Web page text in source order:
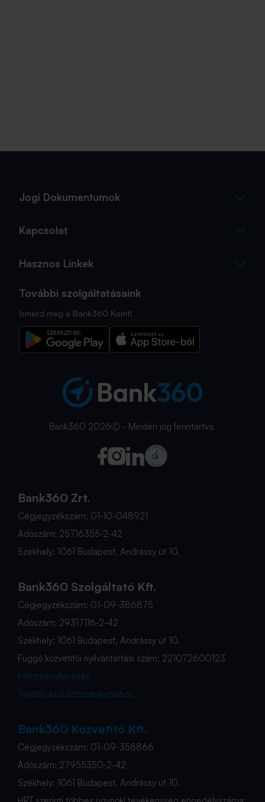
Jogi Dokumentumok
Kapcsolat
Hasznos Linkek
További szolgáltatásaink
Ismerd meg a Bank360 Koint!
Bank360 2026Ⓒ - Minden jog fenntartva.
Bank360 Zrt.
Cégjegyzékszám: 01-10-048921
Adószám: 25716355-2-42
Székhely: 1061 Budapest, Andrássy út 10.
Bank360 Szolgáltató Kft.
Cégjegyzékszám: 01-09-386875
Adószám: 29317116-2-42
Székhely: 1061 Budapest, Andrássy út 10.
Függő közvetítői nyilvántartási szám: 221072600123
Intézménykeresés
Tovább az üzletszabályzathoz
Bank360 Közvetítő Kft.
Cégjegyzékszám: 01-09-358866
Adószám: 27955350-2-42
Székhely: 1061 Budapest, Andrássy út 10.